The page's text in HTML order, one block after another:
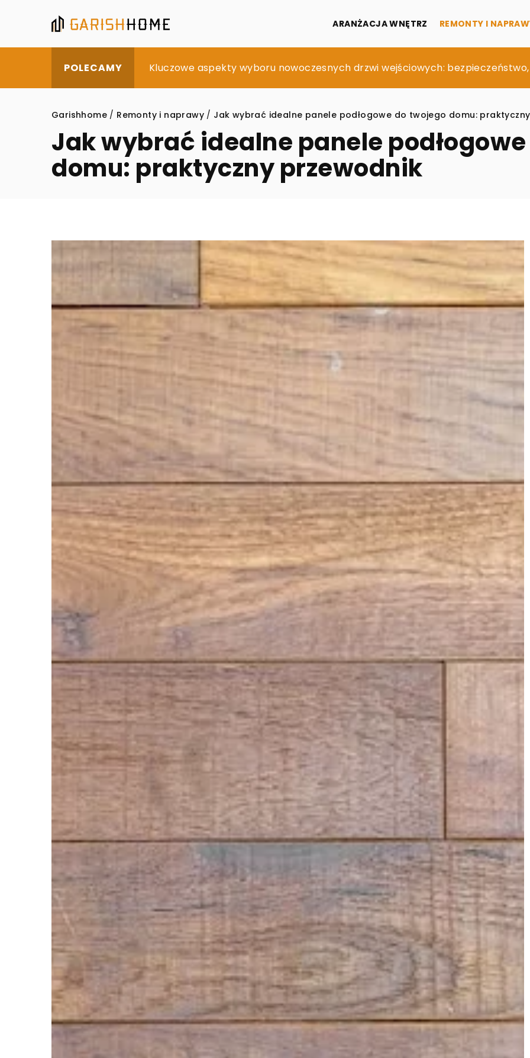
ARANŻACJA WNĘTRZ REMONTY I
POLECAMY Przekształć swój ogród za pomocą odpowiedniego oświetlenia LED
Kluczowe aspekty wyboru nowoczesnych drzwi wejściowych:
Zalety dwukomorowych zbiorników betonowych do gospodarstw domowych
Garishhome / Remonty i naprawy / Jak wybrać idealne panele podłogowe do twojego domu:
Jak wybrać idealne panele
domu: praktyczny przewodnik